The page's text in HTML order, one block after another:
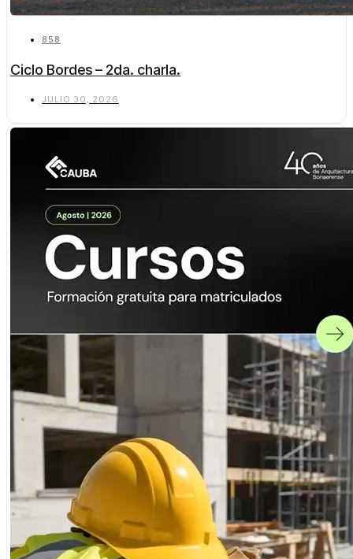
858
Ciclo Bordes – 2da. charla.
JULIO 30, 2026